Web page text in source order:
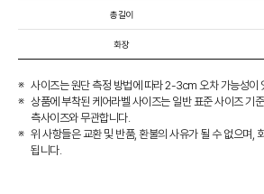
총길이
화장
사이즈는 원단 측정 방법에 따라 2-3cm 오차 가능성이
상품에 부착된 케어라벨 사이즈는 일반 표준 사이즈 기
측사이즈와 무관합니다.
위 사항들은 교환 및 반품, 환불의 사유가 될 수 없으며,
됩니다.